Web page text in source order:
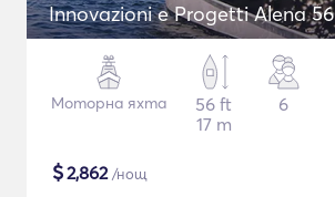
Innovazioni e Progetti Alena 56
Моторна яхта
56 ft
17 m
6
$2,862/нощ